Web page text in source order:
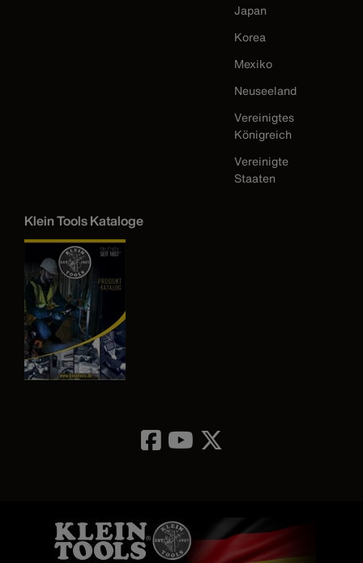
Japan
Korea
Mexiko
Neuseeland
Vereinigtes
Königreich
Vereinigte
Staaten
Klein Tools Kataloge